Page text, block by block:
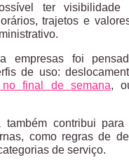
ter visibilidade
trajetos e
empresas foi
de uso:
final de semana,
também contribui
como regras de
de serviço.